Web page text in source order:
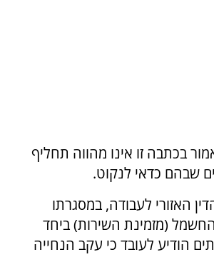
בכתבה זו אינו מהווה תחליף
שבהם כדאי לנקוט.
האזורי לעבודה, במסגרתו
(מזמינת השירות) ביחד
הודיע לעובד כי עקב הנחייה